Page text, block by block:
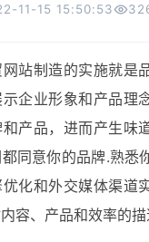
11-15 15:50:53
站制造的实施就是
企业形象和产品理
产品，进而产生味
同意你的品牌.熟悉
化和外交媒体渠道
容、产品和效率的描